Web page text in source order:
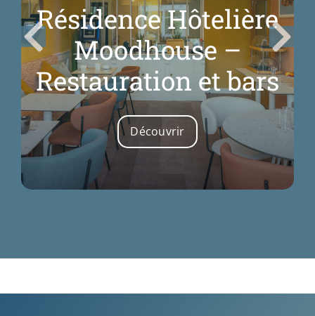
Résidence Hôtelière
Moodhouse –
Restauration et bars
Découvrir